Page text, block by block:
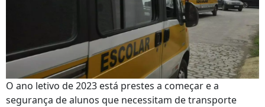
O ano letivo de 2023 está prestes a começar e a
segurança de alunos que necessitam de transporte